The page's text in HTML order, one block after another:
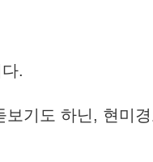
.
보기도 하닌, 현미